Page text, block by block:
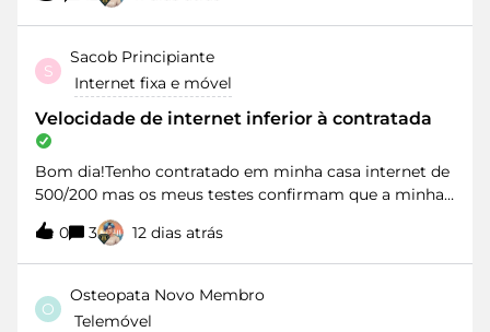
gaming, realidade aumentada e virtual, onde quer que
energética: promove a sustentabilidade do nosso
planeta e reduz o consumo de bateria para que possas
utilizar os teus dispositivos durante mais
tempo.SegurançaCom encriptação avançada e
autenticação melhorada, o 5G+ permite proteger a pri
velocidade de download e upload estão dentro do
razoável. ~800Mbps e ~400Mbps. Quando com wifi o
upload é semelhante ~400Mbps mas o download e
~200 Mbps.Alguém já teve algo parecido ou sabe
como proceder? Obrigado
S
Sacob Principiante
Internet fixa e móvel
Velocidade de internet inferior à contratada
Bom dia!Tenho contratado em minha casa internet de
500/200 mas os meus testes confirmam que a minha
velocidade de upload real fica entre os 100 e os
120.Como posso resolver?Obrigado
0 3 12 dias atrás
O
Osteopata Novo Membro
Telemóvel